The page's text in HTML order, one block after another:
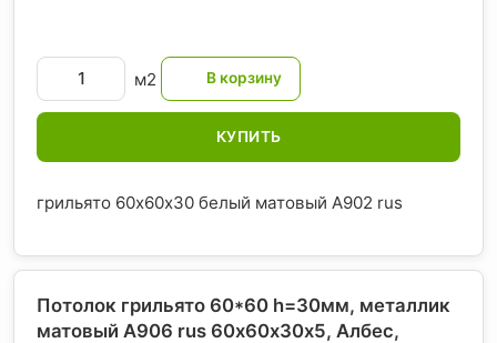
м2
КУПИТЬ
грильято 60х60х30 белый матовый А902 rus
Потолок грильято 60*60 h=30мм, металлик
матовый А906 rus 60х60х30х5, Албес,